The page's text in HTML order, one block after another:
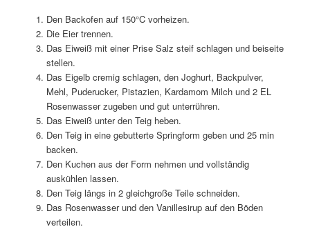
Den Backofen auf 150°C vorheizen.
Die Eier trennen.
Das Eiweiß mit einer Prise Salz steif schlagen und beiseite
stellen.
Das Eigelb cremig schlagen, den Joghurt, Backpulver,
Mehl, Puderucker, Pistazien, Kardamom Milch und 2 EL
Rosenwasser zugeben und gut unterrühren.
Das Eiweiß unter den Teig heben.
Den Teig in eine gebutterte Springform geben und 25 min
backen.
Den Kuchen aus der Form nehmen und vollständig
auskühlen lassen.
Den Teig längs in 2 gleichgroße Teile schneiden.
Das Rosenwasser und den Vanillesirup auf den Böden
verteilen.